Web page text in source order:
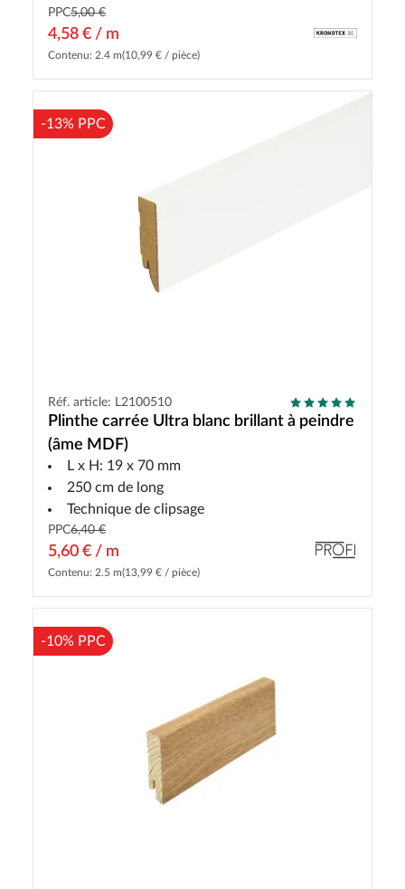
PPC5,00 €
4,58 € / m
Contenu: 2.4 m(10,99 € / pièce)
-13% PPC
Réf. article: L2100510
Plinthe carrée Ultra blanc brillant à peindre
(âme MDF)
L x H: 19 x 70 mm
250 cm de long
Technique de clipsage
PPC6,40 €
5,60 € / m
Contenu: 2.5 m(13,99 € / pièce)
-10% PPC